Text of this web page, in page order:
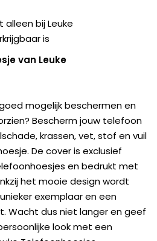
alleen bij Leuke
is
van Leuke
mogelijk beschermen en
Bescherm jouw telefoon
krassen, vet, stof en vuil
De cover is exclusief
en bedrukt met
het mooie design wordt
exemplaar en een
Wacht dus niet langer en geef
look met een